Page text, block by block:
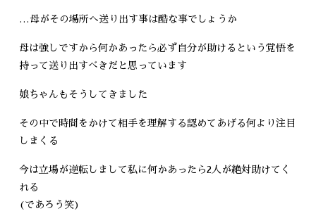
…母がその場所へ送り出す事は酷な事でしょうか
母は強しですから何かあったら必ず自分が助けるという覚悟を
持って送り出すべきだと思っています
娘ちゃんもそうしてきました
その中で時間をかけて相手を理解する認めてあげる何より注目
しまくる
今は立場が逆転しまして私に何かあったら2人が絶対助けてく
れる
(であろう笑)